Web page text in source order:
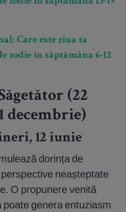
Care este ziua ta
zodie în săptămâna 6-12
(22
decembrie)
12 iunie
dorința de
neașteptate
O propunere venită
genera entuziasm